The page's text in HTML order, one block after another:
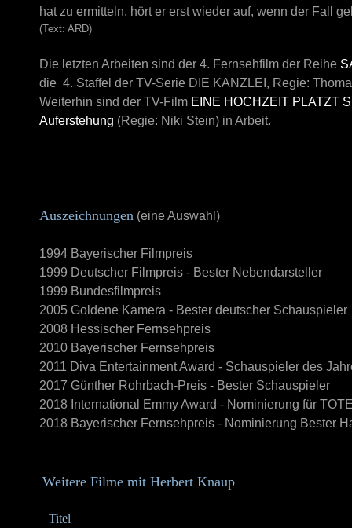
hat zu ermitteln, hört er erst wieder auf, wenn der Fall
(Text: ARD)
Die letzten Arbeiten sind der 4. Fernsehfilm der Reihe
die 4. Staffel der TV-Serie DIE KANZLEI , Regie:
Weiterhin sind der TV-Film EINE HOCHZEIT PLATZT
Auferstehung (Regie: Niki Stein) in Arbeit.
Auszeichnungen (eine Auswahl)
1994 Bayerischer Filmpreis
1999 Deutscher Filmpreis - Bester Nebendarsteller
1999 Bundesfilmpreis
2005 Goldene Kamera - Bester deutscher Schauspieler
2008 Hessischer Fernsehpreis
2010 Bayerischer Fernsehpreis
2011 Diva Entertainment Award - Schauspieler des
2017 Günther Rohrbach-Preis - Bester Schauspieler
2018 International Emmy Award - Nominierung für
2018 Bayerischer Fernsehpreis - Nominierung Bester
Weitere Filme mit Herbert Knaup
Titel